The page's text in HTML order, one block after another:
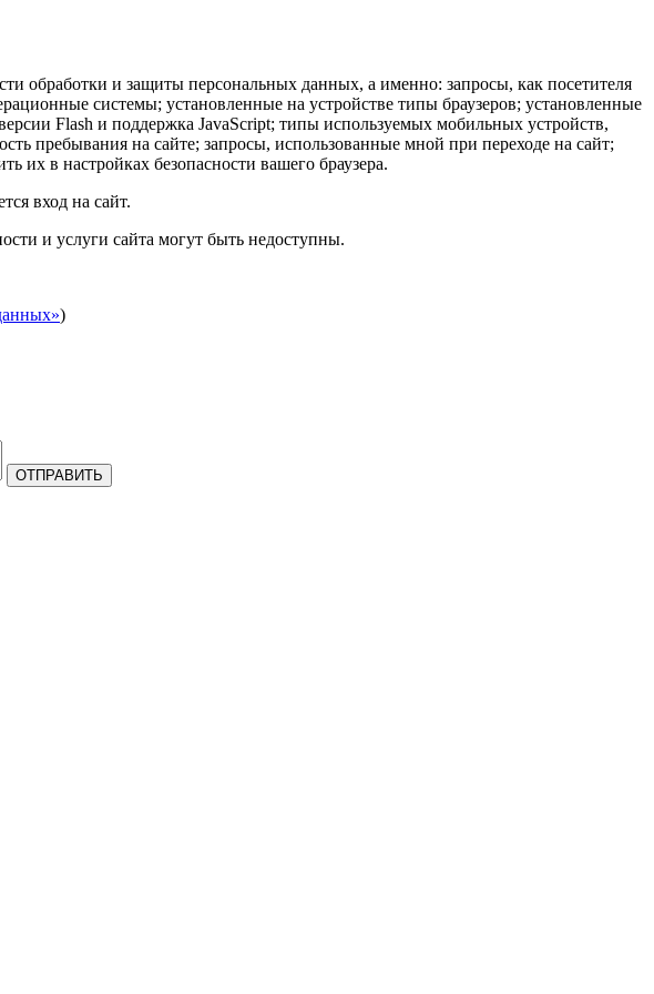
обработки и защиты персональных данных, а именно: запросы, как посетителя
системы; установленные на устройстве типы браузеров; установленные
Flash и поддержка JavaScript; типы используемых мобильных устройств,
пребывания на сайте; запросы, использованные мной при переходе на сайт;
их в настройках безопасности вашего браузера.
вход на сайт.
и услуги сайта могут быть недоступны.
)